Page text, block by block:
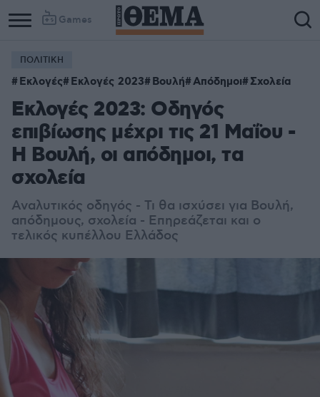
Games
ΠΟΛΙΤΙΚΗ
Εκλογές Εκλογές 2023 Βουλή Απόδημοι Σχολεία
Εκλογές 2023: Οδηγός
επιβίωσης μέχρι τις 21 Μαΐου -
Η Βουλή, οι απόδημοι, τα
σχολεία
Αναλυτικός οδηγός - Τι θα ισχύσει για Βουλή,
απόδημους, σχολεία - Επηρεάζεται και ο
τελικός κυπέλλου Ελλάδος